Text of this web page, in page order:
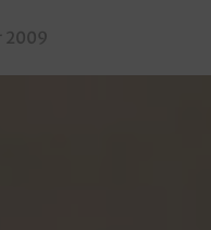
2009